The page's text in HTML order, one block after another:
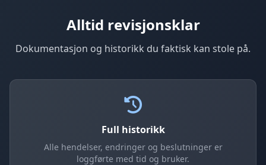
Alltid revisjonsklar
Dokumentasjon og historikk du faktisk kan stole på.
Full historikk
Alle hendelser, endringer og beslutninger er
loggførte med tid og bruker.